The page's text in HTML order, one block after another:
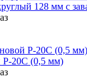
128 мм с
Р-20С (0,5 мм)